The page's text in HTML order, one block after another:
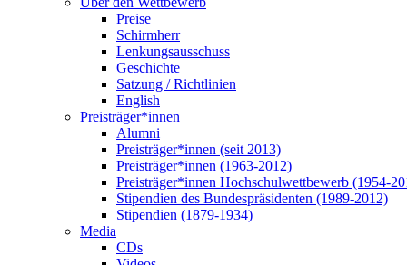
Preise
Schirmherr
Lenkungsausschuss
Geschichte
Satzung / Richtlinien
English
Preisträger*innen
Alumni
Preisträger*innen (seit 2013)
Preisträger*innen (1963-2012)
Preisträger*innen Hochschulwettbewerb (1954-
Stipendien des Bundespräsidenten (1989-2012)
Stipendien (1879-1934)
Media
CDs